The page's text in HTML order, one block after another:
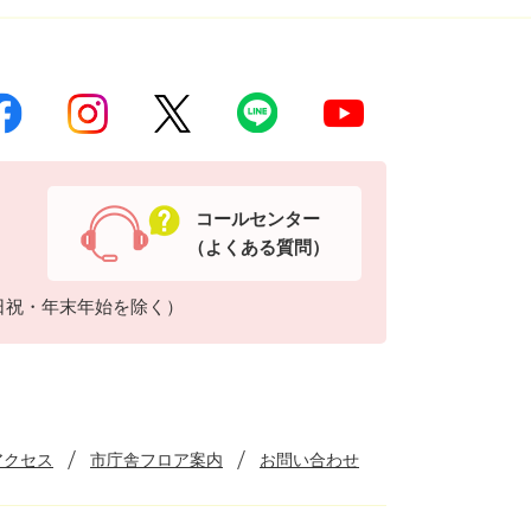
・年末年始を除く）
コールセンター
（よくある質問）
セス 市庁舎フロア案内 お問い合わせ